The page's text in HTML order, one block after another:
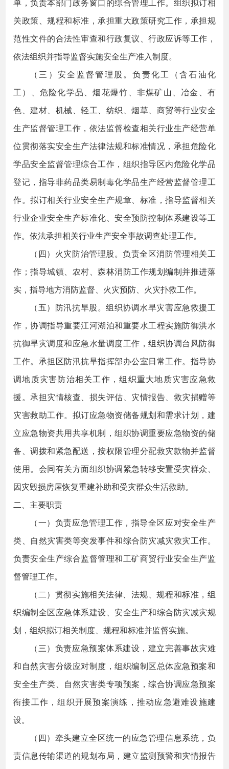
关政策、规程和标准，承担重大政策研究工作，承担规
范性文件的合法性审查和行政复议、行政应诉等工作，
依法组织并指导监督实施安全生产准入制度。
（三）安全监督管理股。负责化工（含石油化
工）、危险化学品、烟花爆竹、非煤矿山、冶金、有
色、建材、机械、轻工、纺织、烟草、商贸等行业安全
生产监督管理工作，依法监督检查相关行业生产经营单
位贯彻落实安全生产法律法规和标准情况，承担危险化
学品安全监督管理综合工作，组织指导区内危险化学品
登记，指导非药品类易制毒化学品生产经营监督管理工
作。拟订相关行业安全生产规章、标准，指导监督相关
行业企业安全生产标准化、安全预防控制体系建设等工
作。依法承担相关行业生产安全事故调查处理工作。
（四）火灾防治管理股。负责全区消防管理相关工
作；指导城镇、农村、森林消防工作规划编制并推进落
实，指导地方消防监督、火灾预防、火灾扑救工作。
（五）防汛抗旱股。组织协调水旱灾害应急救援工
作，协调指导重要江河湖泊和重要水工程实施防御洪水
抗御旱灾调度和应急水量调度工作，组织协调台风防御
工作。承担区防汛抗旱指挥部办公室日常工作。指导协
调地质灾害防治相关工作，组织重大地质灾害应急救
援。承担灾情核查、损失评估、灾情报告、救灾捐赠等
灾害救助工作。拟订应急物资储备规划和需求计划，建
立应急物资共用共享机制，组织协调重要应急物资的储
备、调拨和紧急配送，按权限管理分配救灾款物并监督
使用。会同有关方面组织协调紧急转移安置受灾群众、
因灾毁损房屋恢复重建补助和受灾群众生活救助。
二、主要职责
（一）负责应急管理工作，指导全区应对安全生产
类、自然灾害类等突发事件和综合防灾减灾救灾工作。
负责安全生产综合监督管理和工矿商贸行业安全生产监
督管理工作。
（二）贯彻实施相关法律、法规、规程和标准，组
织编制全区应急体系建设、安全生产和综合防灾减灾规
划，组织拟订相关制度、规程和标准并监督实施。
（三）负责应急预案体系建设，建立完善事故灾难
和自然灾害分级应对制度，组织编制区总体应急预案和
安全生产类、自然灾害类专项预案，综合协调应急预案
衔接工作，组织开展预案演练，推动应急避难设施建
设。
（四）牵头建立全区统一的应急管理信息系统，负
责信息传输渠道的规划布局，建立监测预警和灾情报告